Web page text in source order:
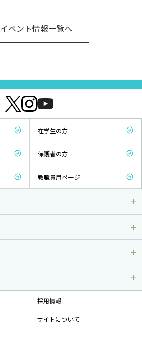
イベント情報一覧へ
在学生の方
保護者の方
教職員用ページ
採用情報
サイトについて